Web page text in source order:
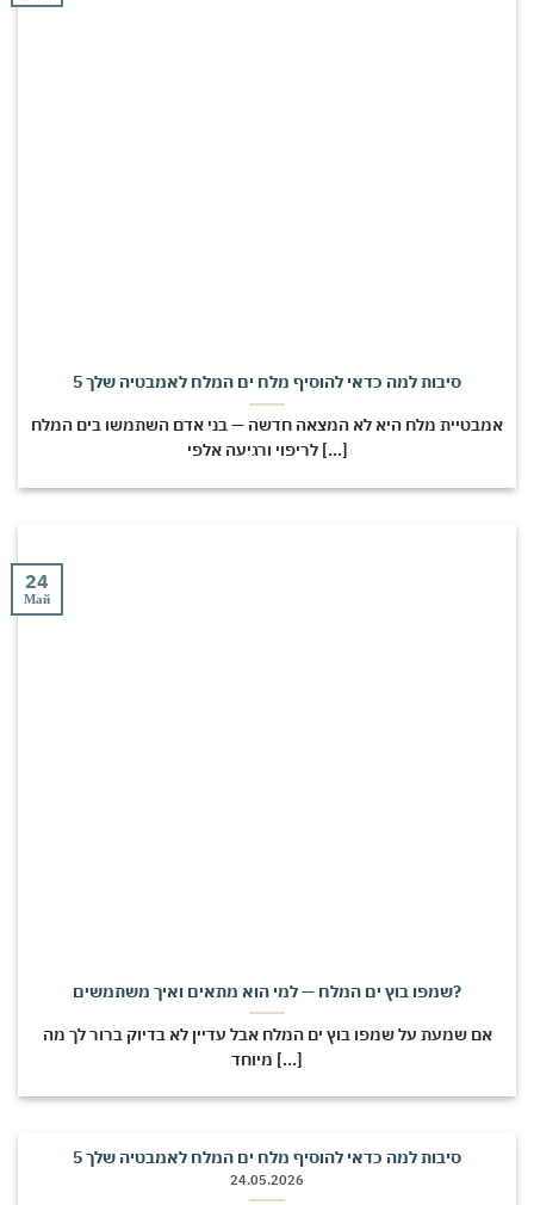
5 סיבות למה כדאי להוסיף מלח ים המלח לאמבטיה שלך
אמבטיית מלח היא לא המצאה חדשה — בני אדם השתמשו בים המלח
לריפוי ורגיעה אלפי [...]
שמפו בוץ ים המלח — למי הוא מתאים ואיך משתמשים?
אם שמעת על שמפו בוץ ים המלח אבל עדיין לא בדיוק ברור לך מה
מיוחד [...]
24
Май
5 סיבות למה כדאי להוסיף מלח ים המלח לאמבטיה שלך
24.05.2026